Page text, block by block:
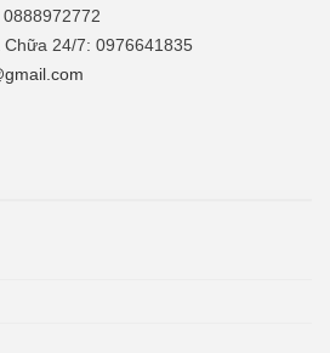
Chữa 24/7: 0976641835